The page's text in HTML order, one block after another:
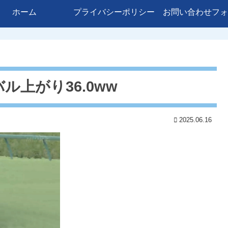
ホーム プライバシーポリシー お問い合わせフ
ル上がり36.0ww
2025.06.16